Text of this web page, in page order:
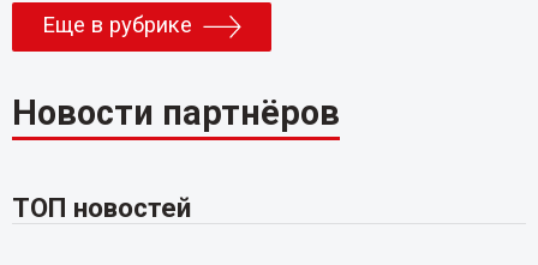
Еще в рубрике
Новости партнёров
ТОП новостей